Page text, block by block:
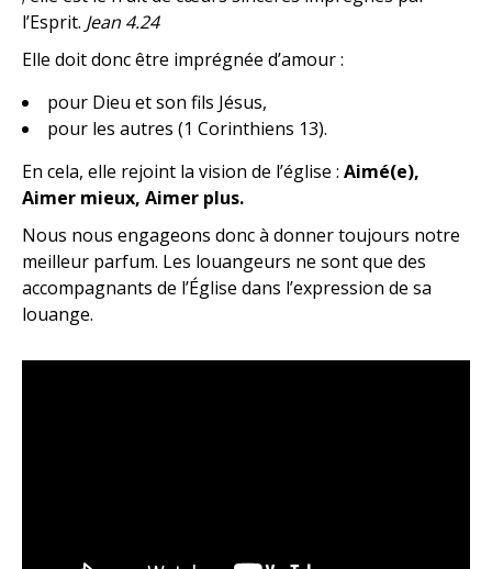
l’Esprit. Jean 4.24
Elle doit donc être imprégnée d’amour :
pour Dieu et son fils Jésus,
pour les autres (1 Corinthiens 13).
En cela, elle rejoint la vision de l’église : Aimé(e),
Aimer mieux, Aimer plus.
Nous nous engageons donc à donner toujours notre
meilleur parfum. Les louangeurs ne sont que des
accompagnants de l’Église dans l’expression de sa
louange.